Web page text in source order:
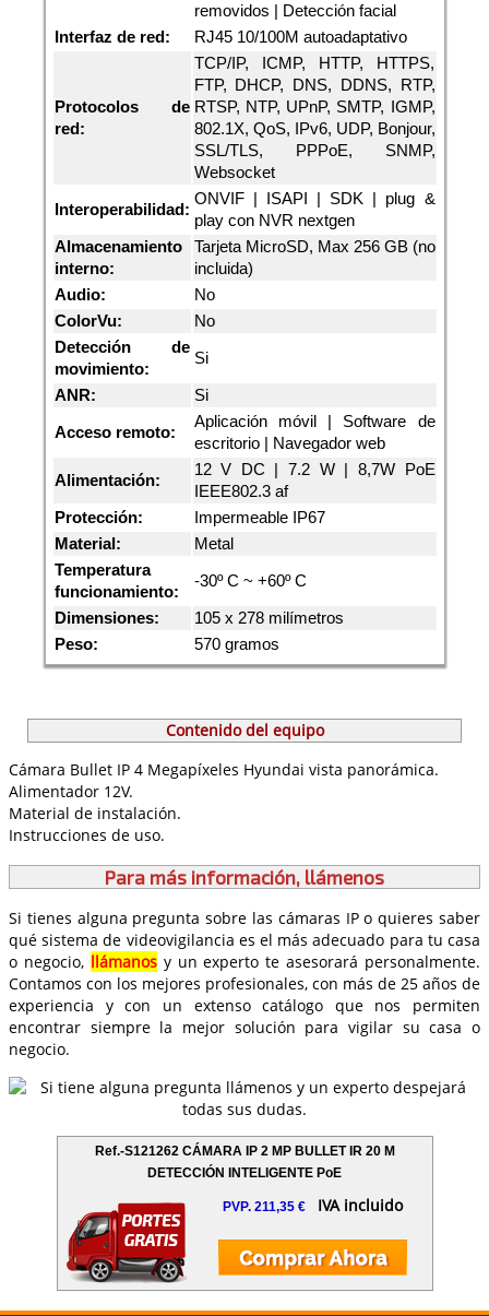
removidos | Detección facial
Interfaz de red:
RJ45 10/100M autoadaptativo
Protocolos de
red:
TCP/IP, ICMP, HTTP, HTTPS,
FTP, DHCP, DNS, DDNS, RTP,
RTSP, NTP, UPnP, SMTP, IGMP,
802.1X, QoS, IPv6, UDP, Bonjour,
SSL/TLS, PPPoE, SNMP,
Websocket
Interoperabilidad:
ONVIF | ISAPI | SDK | plug &
play con NVR nextgen
Almacenamiento
interno:
Tarjeta MicroSD, Max 256 GB (no
incluida)
Audio:
No
ColorVu:
No
Detección de
movimiento:
Si
ANR:
Si
Acceso remoto:
Aplicación móvil | Software de
escritorio | Navegador web
Alimentación:
12 V DC | 7.2 W | 8,7W PoE
IEEE802.3 af
Protección:
Impermeable IP67
Material:
Metal
Temperatura
funcionamiento:
-30º C ~ +60º C
Dimensiones:
105 x 278 milímetros
Peso:
570 gramos
Contenido del equipo
Cámara Bullet IP 4 Megapíxeles Hyundai vista panorámica.
Alimentador 12V.
Material de instalación.
Instrucciones de uso.
Para más información, llámenos
Si tienes alguna pregunta sobre las cámaras IP o quieres saber
qué sistema de videovigilancia es el más adecuado para tu casa
o negocio, llámanosy un experto te asesorará personalmente.
Contamos con los mejores profesionales, con más de 25 años de
experiencia y con un extenso catálogo que nos permiten
encontrar siempre la mejor solución para vigilar su casa o
negocio.
Ref.-S121262 CÁMARA IP 2 MP BULLET IR 20 M
DETECCIÓN INTELIGENTE PoE
PVP. 211,35 € IVA incluido